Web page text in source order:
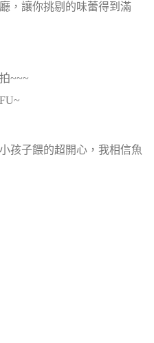
，讓你挑剔的味蕾得到滿
~~~
孩子餵的超開心，我相信魚